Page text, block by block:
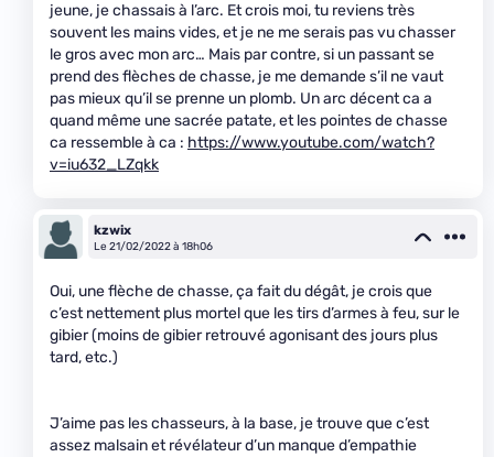
jeune, je chassais à l’arc. Et crois moi, tu reviens très
souvent les mains vides, et je ne me serais pas vu chasser
le gros avec mon arc… Mais par contre, si un passant se
prend des flèches de chasse, je me demande s’il ne vaut
pas mieux qu’il se prenne un plomb. Un arc décent ca a
quand même une sacrée patate, et les pointes de chasse
ca ressemble à ca : https://www.youtube.com/watch?
v=iu632_LZqkk
kzwix
Le 21/02/2022 à 18h06
Oui, une flèche de chasse, ça fait du dégât, je crois que
c’est nettement plus mortel que les tirs d’armes à feu, sur le
gibier (moins de gibier retrouvé agonisant des jours plus
tard, etc.)
J’aime pas les chasseurs, à la base, je trouve que c’est
assez malsain et révélateur d’un manque d’empathie